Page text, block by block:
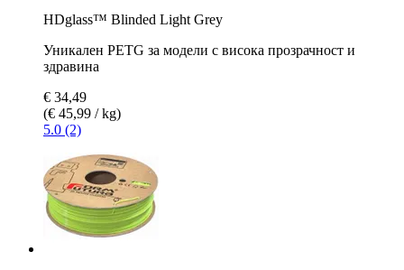
HDglass™ Blinded Light Grey
Уникален PETG за модели с висока прозрачност и
здравина
€ 34,49
(€ 45,99 / kg)
5.0 (2)